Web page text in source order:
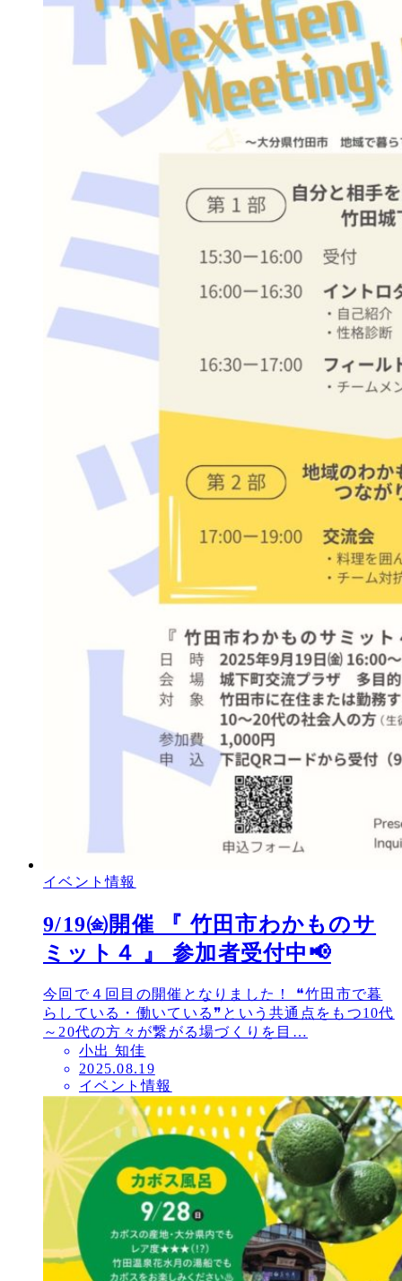
イベント情報
9/19㈮開催 『 竹田市わかものサ
ミット４ 』 参加者受付中📢
今回で４回目の開催となりました！ ❝竹田市で暮
らしている・働いている❞という共通点をもつ10代
～20代の方々が繋がる場づくりを目…
小出 知佳
投
稿
日
2025.08.19
イベント情報